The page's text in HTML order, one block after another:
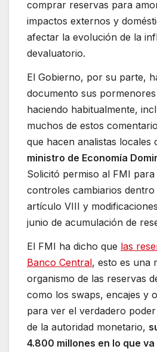
comprar reservas para
impactos externos y
afectar la evolución de la
devaluatorio.
El Gobierno, por su parte,
documento sus
haciendo habitualmente,
muchos de estos
que hacen analistas locales
ministro de Economía
Solicitó permiso al FMI
controles cambiarios
artículo VIII y
junio de acumulación de
El FMI ha dicho que las
Banco Central, esto es una
organismo de las reservas
como los swaps, encajes y
para ver el verdadero
de la autoridad monetario,
4.800 millones en lo que va